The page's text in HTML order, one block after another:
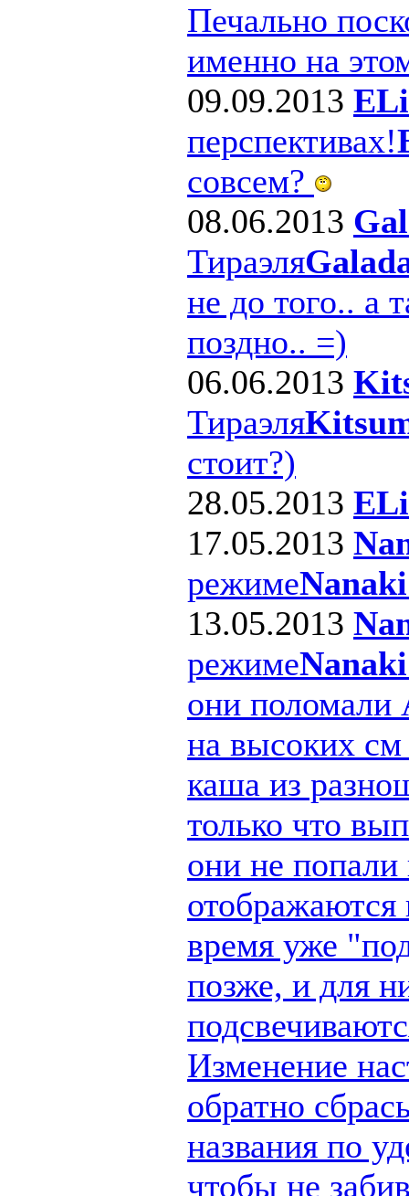
Печально
именно на
09.09.2013 ELi
перспективах!
совсем?
08.06.2013
Тираэля
не до того.. а
поздно.. =)
06.06.2013
Тираэля
стоит?)
28.05.2013 ELi
17.05.2013
режиме
13.05.2013
режиме
они поломали
на высоких
каша из
только что
они не попали
время уже
позже, и для
Изменение
обратно
названия по
чтобы не